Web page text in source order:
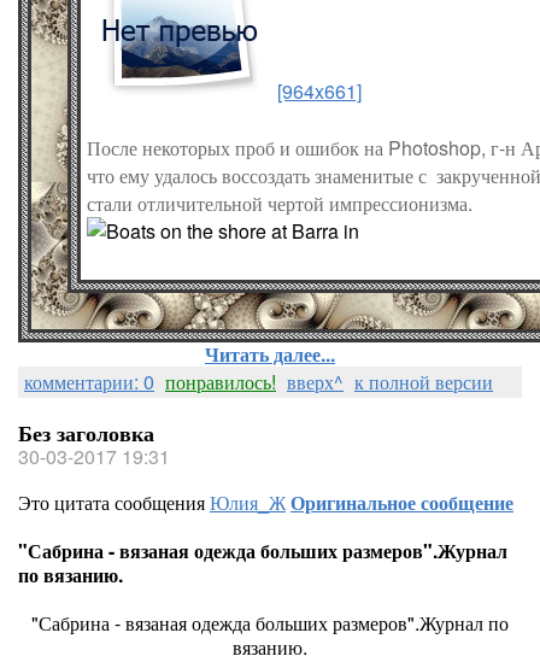
[964x661]
После некоторых проб и ошибок на Photoshop, г-н
что ему удалось воссоздать знаменитые с
стали отличительной чертой импрессионизма.
Читать далее...
комментарии: 0 понравилось! вверх^ к полной версии
Без заголовка
30-03-2017 19:31
Это цитата сообщенияЮлия_ЖОригинальное сообщение
"Сабрина - вязаная одежда больших размеров".Журнал
по вязанию.
"Сабрина - вязаная одежда больших размеров".Журнал по
вязанию.